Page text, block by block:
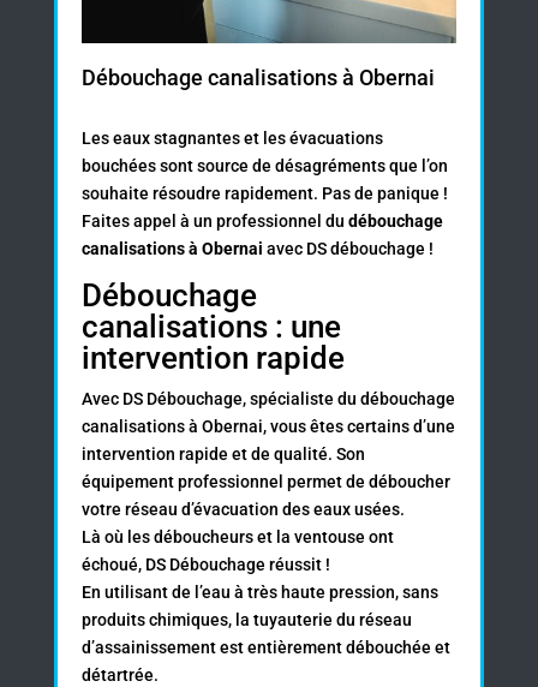
Débouchage canalisations à Obernai
Les eaux stagnantes et les évacuations
bouchées sont source de désagréments que l’on
souhaite résoudre rapidement. Pas de panique !
Faites appel à un professionnel du débouchage
canalisations à Obernai avec DS débouchage !
Débouchage
canalisations : une
intervention rapide
Avec DS Débouchage, spécialiste du débouchage
canalisations à Obernai, vous êtes certains d’une
intervention rapide et de qualité. Son
équipement professionnel permet de déboucher
votre réseau d’évacuation des eaux usées.
Là où les déboucheurs et la ventouse ont
échoué, DS Débouchage réussit !
En utilisant de l’eau à très haute pression, sans
produits chimiques, la tuyauterie du réseau
d’assainissement est entièrement débouchée et
détartrée.